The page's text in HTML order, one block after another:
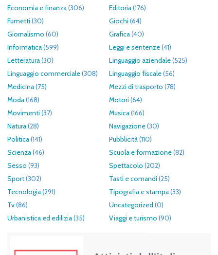
Economia e finanza(306) Editoria(176)
Fumetti (30) Giochi (64)
Giornalismo (60) Grafica(40)
Informatica(599) Leggi e sentenze(41)
Letteratura(30) Linguaggio aziendale(525)
Linguaggio commerciale(308) Linguaggio fiscale(56)
Medicina(75) Mezzi di trasporto (78)
Moda(168) Motori (64)
Movimenti (37) Musica(166)
Natura(28) Navigazione(30)
Politica(141) Pubblicità(110)
Scienza(46) Scuola e formazione(82)
Sesso (93) Spettacolo (202)
Sport(302) Tasti e comandi (25)
Tecnologia(291) Tipografia e stampa(33)
Tv(86) Uncategorized (0)
Urbanistica ed edilizia(35) Viaggi e turismo (90)